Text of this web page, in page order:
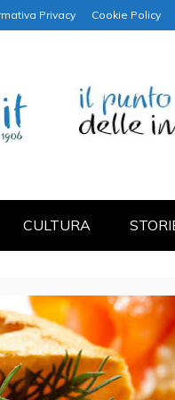
Privacy Cookie Policy
CULTURA